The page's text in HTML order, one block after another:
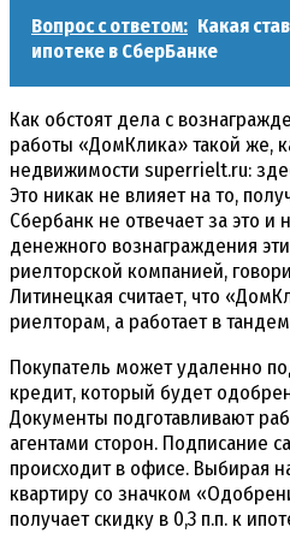
Вопрос с ответом: Какая
ипотеке в СберБанке
Как обстоят дела с
работы «ДомКлика» такой же,
недвижимости superrielt.ru:
Это никак не влияет на то,
Сбербанк не отвечает за это и
денежного вознаграждения
риелторской компанией,
Литинецкая считает, что
риелторам, а работает в
Покупатель может удаленно
кредит, который будет
Документы подготавливают
агентами сторон. Подписание
происходит в офисе. Выбирая
квартиру со значком
получает скидку в 0,3 п.п. к